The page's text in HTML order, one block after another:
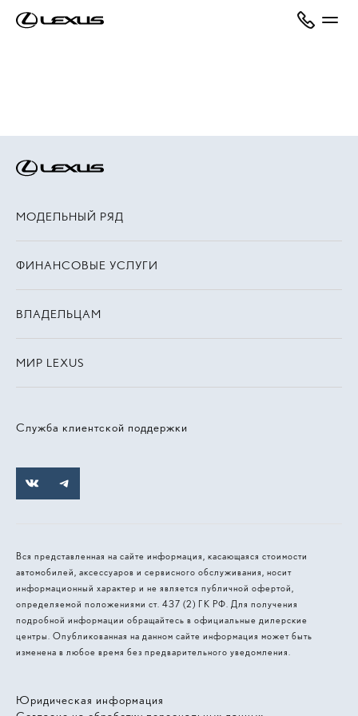
Служба клиентской поддержки
МОДЕЛЬНЫЙ РЯД
ФИНАНСОВЫЕ УСЛУГИ
ВЛАДЕЛЬЦАМ
МИР LEXUS
Вся представленная на сайте информация, касающаяся стоимости
автомобилей, аксессуаров и сервисного обслуживания, носит
информационный характер и не является публичной офертой,
определяемой положениями ст. 437 (2) ГК РФ. Для получения
подробной информации обращайтесь в официальные дилерские
центры. Опубликованная на данном сайте информация может быть
изменена в любое время без предварительного уведомления.
Юридическая информация